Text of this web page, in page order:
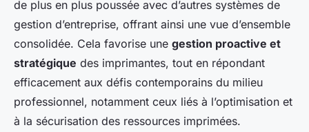
de plus en plus poussée avec d’autres systèmes de
gestion d’entreprise, offrant ainsi une vue d’ensemble
consolidée. Cela favorise une gestion proactive et
stratégique des imprimantes, tout en répondant
efficacement aux défis contemporains du milieu
professionnel, notamment ceux liés à l’optimisation et
à la sécurisation des ressources imprimées.